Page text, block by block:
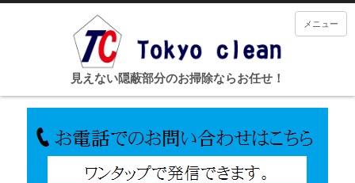
見えない隠蔽部分のお掃除ならお任せ！
メニュー